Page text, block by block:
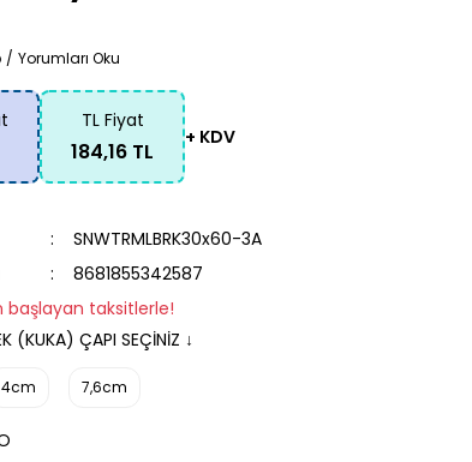
/ Yorumları Oku
TL Fiyat
184,16 TL
+ KDV
SNWTRMLBRK30x60-3A
8681855342587
başlayan taksitlerle!
(KUKA) ÇAPI SEÇİNİZ ↓
4cm 7,6cm